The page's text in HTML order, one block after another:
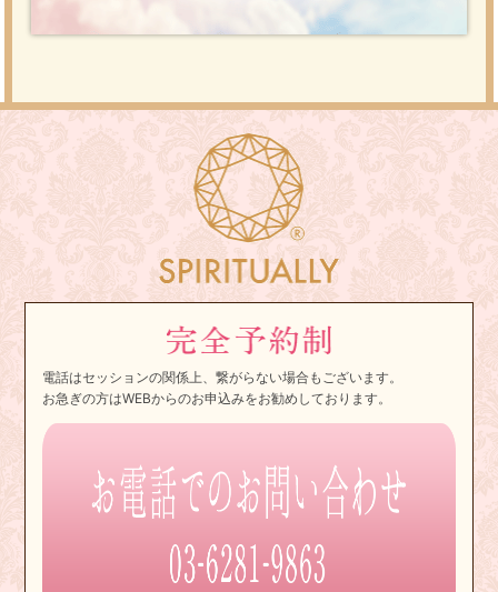
電話はセッションの関係上、繋がらない場合もございます。
お急ぎの方はWEBからのお申込みをお勧めしております。